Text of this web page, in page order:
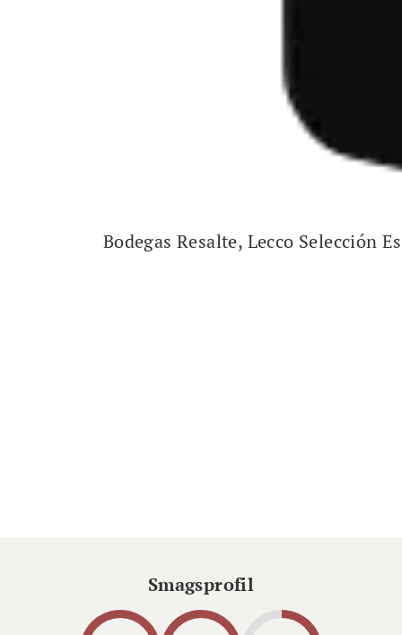
Bodegas Resalte, Lecco Selección
Smagsprofil